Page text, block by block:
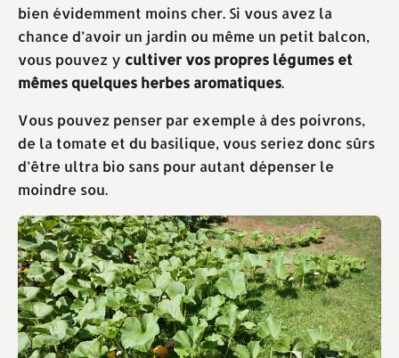
bien évidemment moins cher. Si vous avez la
chance d’avoir un jardin ou même un petit balcon,
vous pouvez y cultiver vos propres légumes et
mêmes quelques herbes aromatiques.
Vous pouvez penser par exemple à des poivrons,
de la tomate et du basilique, vous seriez donc sûrs
d’être ultra bio sans pour autant dépenser le
moindre sou.